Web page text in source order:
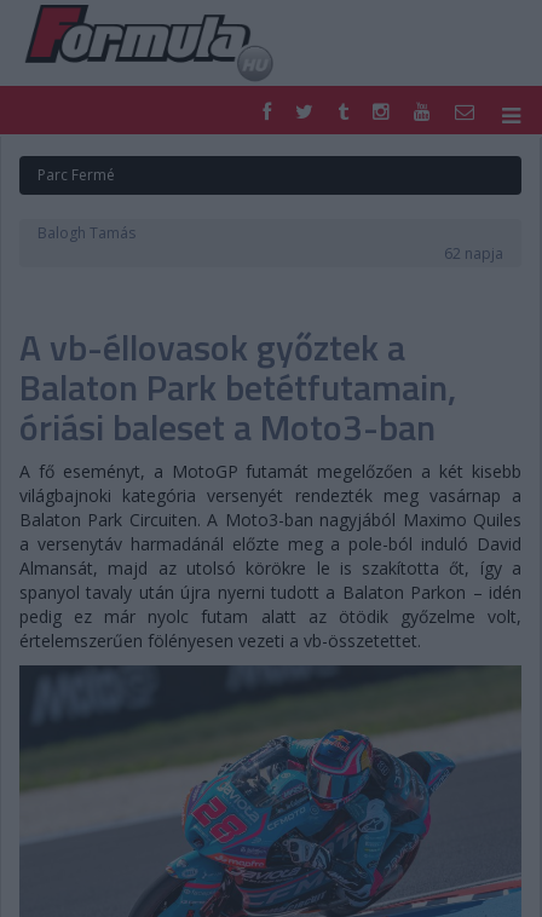
FORMULA
MOTOR
NEMZETKÖZI
DIGITÁLIS MAGAZIN
PONTÁLLÁSOK
Parc Fermé
Balogh Tamás
62 napja
A vb-éllovasok győztek a
Balaton Park betétfutamain,
óriási baleset a Moto3-ban
A fő eseményt, a MotoGP futamát megelőzően a két kisebb
világbajnoki kategória versenyét rendezték meg vasárnap a
Balaton Park Circuiten. A Moto3-ban nagyjából Maximo Quiles
a versenytáv harmadánál előzte meg a pole-ból induló David
Almansát, majd az utolsó körökre le is szakította őt, így a
spanyol tavaly után újra nyerni tudott a Balaton Parkon – idén
pedig ez már nyolc futam alatt az ötödik győzelme volt,
értelemszerűen fölényesen vezeti a vb-összetettet.